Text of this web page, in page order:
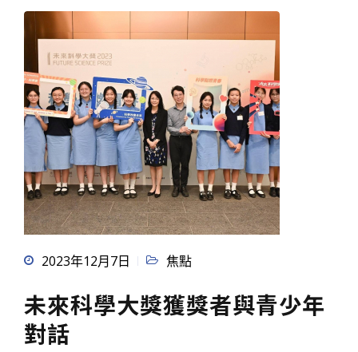
2023年12月7日 焦點
未來科學大獎獲獎者與青少年
對話